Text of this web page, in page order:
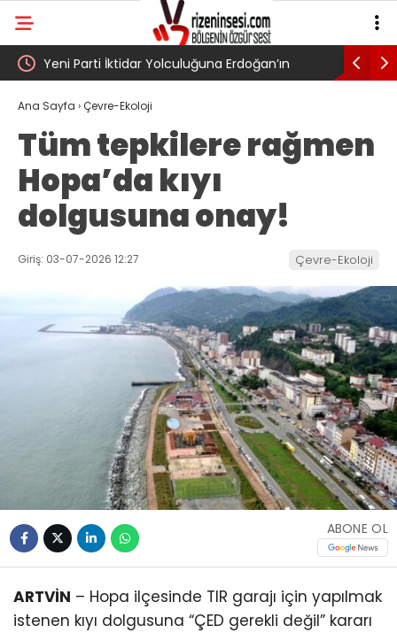
Yeni Parti İktidar Yolculuğuna Erdoğan’ın
Memleketi Rize’den Başladı
Genel
Ana Sayfa ›Çevre-Ekoloji
Tüm tepkilere rağmen
Hopa’da kıyı
dolgusuna onay!
Giriş: 03-07-2026 12:27 Çevre-Ekoloji
ABONE OL
ARTVİN – Hopa ilçesinde TIR garajı için yapılmak
istenen kıyı dolgusuna “ÇED gerekli değil” kararı